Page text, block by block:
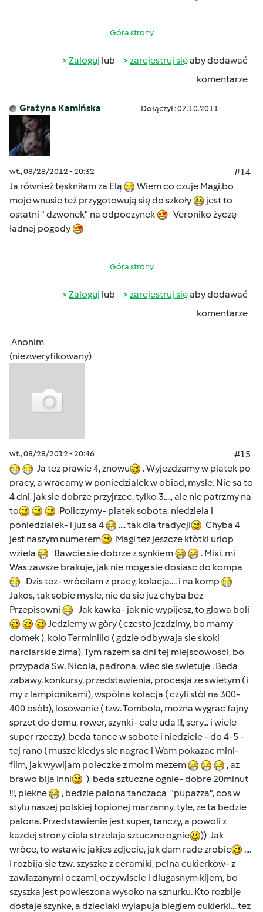
Góra strony
Zaloguj lub zarejestruj sięaby dodawać
komentarze
Grażyna Kamińska Dołączył : 07.10.2011
wt., 08/28/2012 - 20:32
#14
Ja również tęskniłam za Elą
Wiem co czuje Magi,bo
moje wnusie też przygotowują się do szkoły
jest to
ostatni " dzwonek" na odpoczynek
Veroniko życzę
ładnej pogody
Góra strony
Zaloguj lub zarejestruj sięaby dodawać
komentarze
Anonim
(niezweryfikowany)
wt., 08/28/2012 - 20:46
#15
Ja tez prawie 4, znowu
. Wyjezdzamy w piatek po
pracy, a wracamy w poniedzialek w obiad, mysle. Nie sa to
4 dni, jak sie dobrze przyjrzec, tylko 3...., ale nie patrzmy na
to
Policzymy- piatek sobota, niedziela i
poniedzialek- i juz sa 4
.... tak dla tradycji
Chyba 4
jest naszym numerem
Magi tez jeszcze ktòtki urlop
wziela
Bawcie sie dobrze z synkiem
. Mixi, mi
Was zawsze brakuje, jak nie moge sie dosiasc do kompa
Dzis tez- wròcilam z pracy, kolacja.... i na komp
Jakos, tak sobie mysle, nie da sie juz chyba bez
Przepisowni
Jak kawka- jak nie wypijesz, to glowa boli
Jedziemy w gòry ( czesto jezdzimy, bo mamy
domek ), kolo Terminillo ( gdzie odbywaja sie skoki
narciarskie zima), Tym razem sa dni tej miejscowosci, bo
przypada Sw. Nicola, padrona, wiec sie swietuje . Beda
zabawy, konkursy, przedstawienia, procesja ze swietym ( i
my z lampionikami), wspòlna kolacja ( czyli stòl na 300-
400 osòb), losowanie ( tzw. Tombola, mozna wygrac fajny
sprzet do domu, rower, szynki- cale uda !!!, sery... i wiele
super rzeczy), beda tance w sobote i niedziele - do 4-5 -
tej rano ( musze kiedys sie nagrac i Wam pokazac mini-
film, jak wywijam poleczke z moim mezem
, az
brawo bija inni
), beda sztuczne ognie- dobre 20minut
!!!, piekne
, bedzie palona tanczaca "pupazza", cos w
stylu naszej polskiej topionej marzanny, tyle, ze ta bedzie
palona. Przedstawienie jest super, tanczy, a powoli z
kazdej strony ciala strzelaja sztuczne ognie
)) Jak
wròce, to wstawie jakies zdjecie, jak dam rade zrobic
....
I rozbija sie tzw. szyszke z ceramiki, pelna cukierkòw- z
zawiazanymi oczami, oczywiscie i dlugasnym kijem, bo
szyszka jest powieszona wysoko na sznurku. Kto rozbije
dostaje szynke, a dzieciaki wylapuja biegiem cukierki... tez